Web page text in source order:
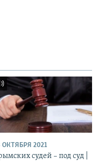
ОКТЯБРЯ 2021
судей – под суд |